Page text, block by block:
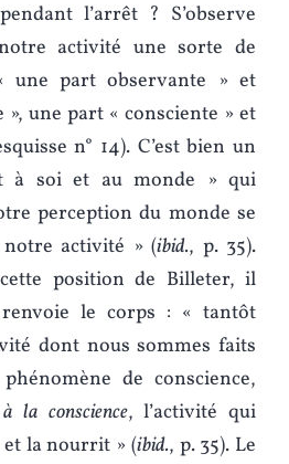
l’arrêt ? S’observe
activité une sorte de
une part observante » et
une part « consciente » et
n° 14). C’est bien un
à soi et au monde » qui
perception du monde se
activité » (ibid., p. 35).
position de Billeter, il
le corps : « tantôt
dont nous sommes faits
de conscience,
la conscience, l’activité qui
et la nourrit » (ibid., p. 35). Le